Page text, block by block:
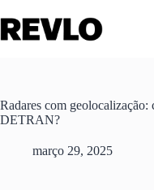
para
Radares com geolocalização:
DETRAN?
março 29, 2025